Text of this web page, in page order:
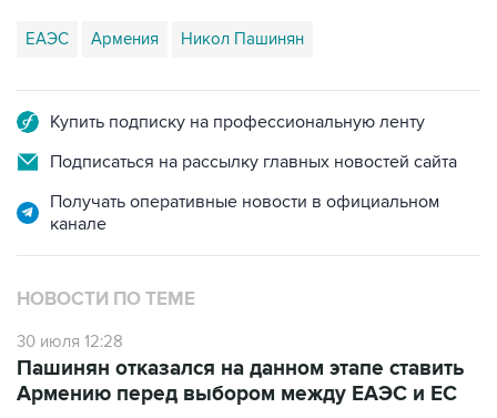
ЕАЭС Армения Никол Пашинян
Купить подписку на профессиональную ленту
Подписаться на рассылку главных новостей сайта
Получать оперативные новости в официальном
канале
НОВОСТИ ПО ТЕМЕ
30 июля 12:28
Пашинян отказался на данном этапе ставить
Армению перед выбором между ЕАЭС и ЕС